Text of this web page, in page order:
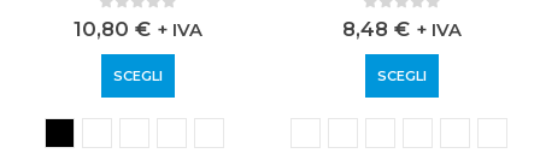
0out of 5
10,80 € + IVA
SCEGLI
0 out of 5
8,48 € + IVA
SCEGLI